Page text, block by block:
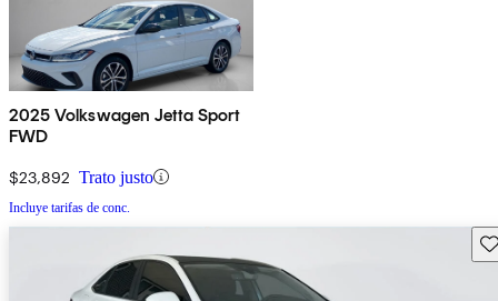
2025 Volkswagen Jetta Sport
FWD
$23,892 Trato justo
Incluye tarifas de conc.